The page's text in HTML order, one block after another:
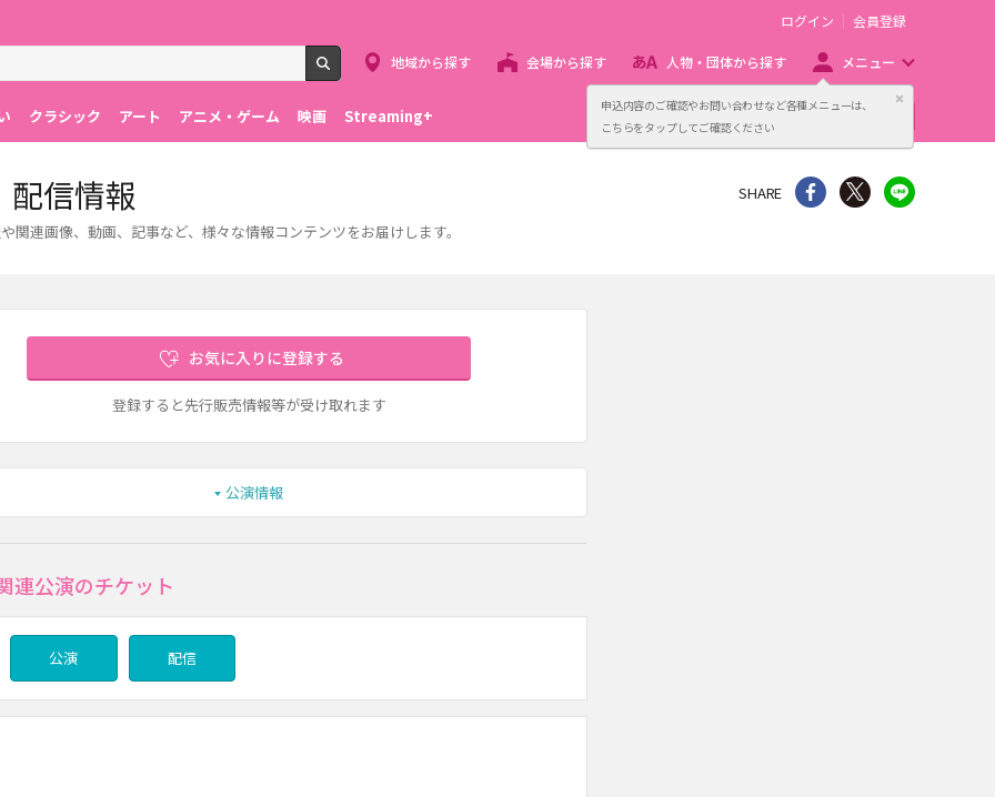
申込内容のご確認やお問い合わせなど各種メニューは、
こちらをタップしてご確認ください
閉じる
検索
ログイン 会員登録
地域から探す 会場から探す 人物・団体から探す メニュー
クラシック アート アニメ・ゲーム 映画 Streaming+ 主催者向け販売サービス
配信情報
連画像、動画、記事など、様々な情報コンテンツをお届けします。
SHARE シェア Twitter
お気に入りに登録する
登録すると先行販売情報等が受け取れます
公演情報
連公演のチケット
公演 配信